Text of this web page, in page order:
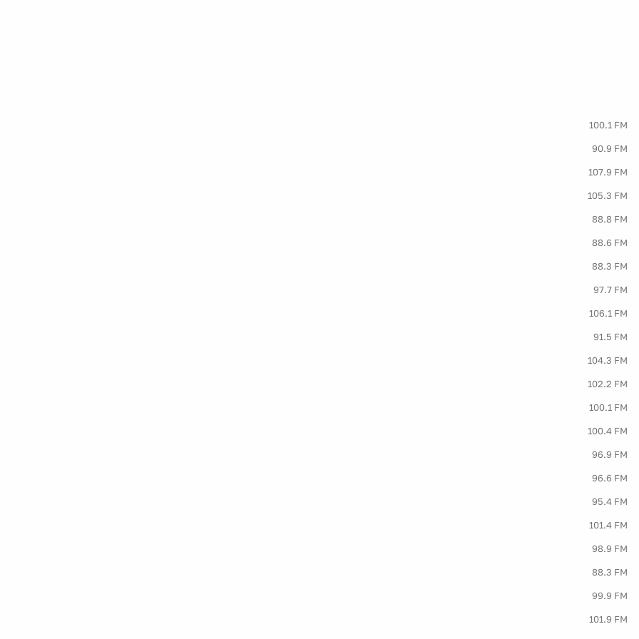
100.1 FM
90.9 FM
107.9 FM
105.3 FM
88.8 FM
88.6 FM
88.3 FM
97.7 FM
106.1 FM
91.5 FM
104.3 FM
102.2 FM
100.1 FM
100.4 FM
96.9 FM
96.6 FM
95.4 FM
101.4 FM
98.9 FM
88.3 FM
99.9 FM
101.9 FM